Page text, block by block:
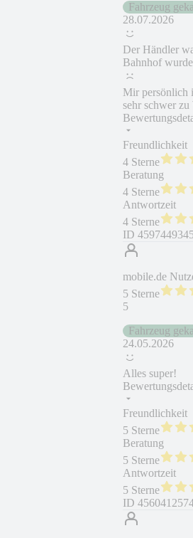
Fahrzeug
28.07.2026
Der Händler
Bahnhof
Mir persönlich
sehr schwer
Freundlichkeit
4 Sterne
Beratung
4 Sterne
Antwortzeit
4 Sterne
ID
mobile.de
5 Sterne
5
Fahrzeug
24.05.2026
Alles super!
Freundlichkeit
5 Sterne
Beratung
5 Sterne
Antwortzeit
5 Sterne
ID